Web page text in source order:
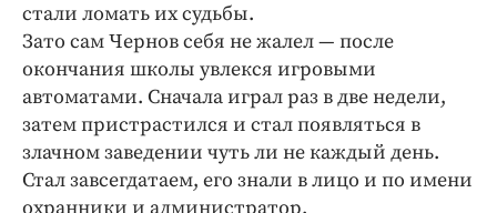
Блоги
Издания
Медиаперсона
Интересное чтиво
Клиника года
Бренд года
стали ломать их судьбы.
Зато сам Чернов себя не жалел — после
окончания школы увлекся игровыми
автоматами. Сначала играл раз в две недели,
затем пристрастился и стал появляться в
злачном заведении чуть ли не каждый день.
Стал завсегдатаем, его знали в лицо и по имени